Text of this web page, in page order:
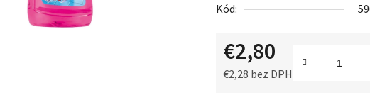
z
hviezdičiek.
Kód:
€2,80
€2,28 bez DPH